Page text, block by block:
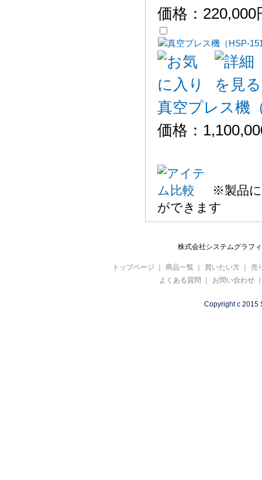
価格： 220,000
真空プレス機
価格：
※製品
ができます
株式会社システムグラ
トップページ 商品一覧 買いたい方
売
よくある質問
お問い合わせ
Copyright c 2015